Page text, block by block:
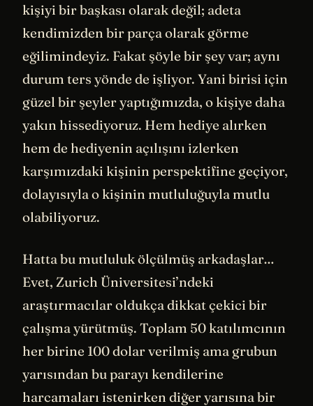
kişiyi bir başkası olarak değil; adeta
kendimizden bir parça olarak görme
eğilimindeyiz. Fakat şöyle bir şey var; aynı
durum ters yönde de işliyor. Yani birisi için
güzel bir şeyler yaptığımızda, o kişiye daha
yakın hissediyoruz. Hem hediye alırken
hem de hediyenin açılışını izlerken
karşımızdaki kişinin perspektifine geçiyor,
dolayısıyla o kişinin mutluluğuyla mutlu
olabiliyoruz.
Hatta bu mutluluk ölçülmüş arkadaşlar…
Evet, Zurich Üniversitesi’ndeki
araştırmacılar oldukça dikkat çekici bir
çalışma yürütmüş. Toplam 50 katılımcının
her birine 100 dolar verilmiş ama grubun
yarısından bu parayı kendilerine
harcamaları istenirken diğer yarısına bir